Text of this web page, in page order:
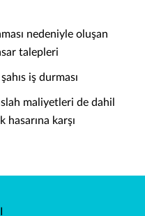
nedeniyle oluşan
talepleri
iş durması
maliyetleri de dahil
karşı